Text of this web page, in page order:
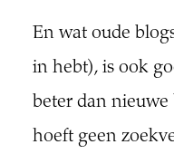
En wat oude
in hebt), is ook
beter dan nieuwe
hoeft geen